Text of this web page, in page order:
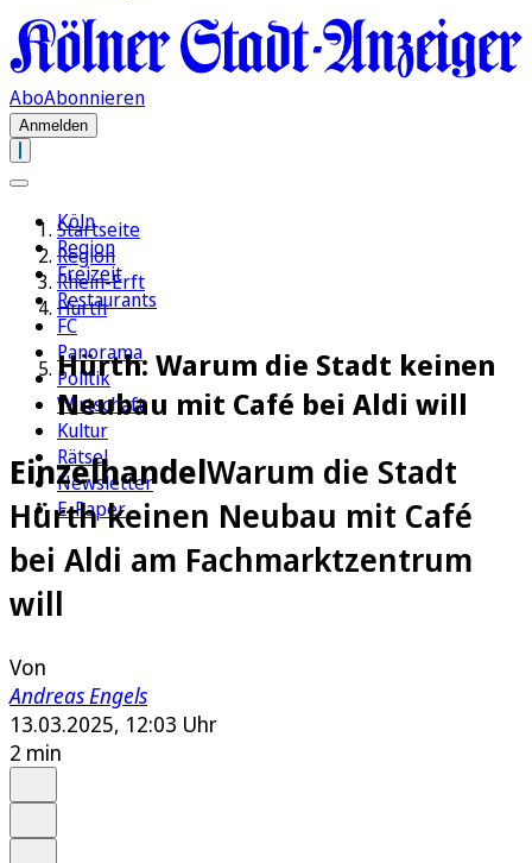
AboAbonnieren
Anmelden
Köln
Region
Freizeit
Restaurants
FC
Panorama
Politik
Wirtschaft
Kultur
Rätsel
Newsletter
E-Paper
Startseite
Region
Rhein-Erft
Hürth
Hürth: Warum die Stadt keinen
Neubau mit Café bei Aldi will
EinzelhandelWarum die Stadt
Hürth keinen Neubau mit Café
bei Aldi am Fachmarktzentrum
will
Von
Andreas Engels
13.03.2025, 12:03 Uhr
2 min